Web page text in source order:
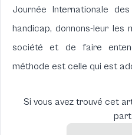
Journée Internationale
handicap, donnons-leur
société et de faire
méthode est celle qui est
Si vous avez trouvé cet